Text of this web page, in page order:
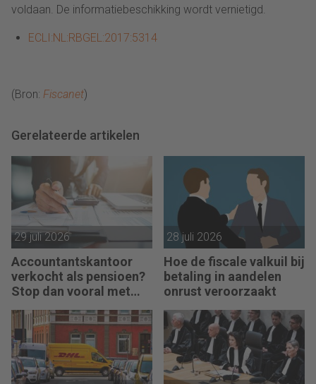
voldaan. De informatiebeschikking wordt vernietigd.
ECLI:NL:RBGEL:2017:5314
(Bron: Fiscanet)
Gerelateerde artikelen
29 juli 2026
Accountantskantoor
verkocht als pensioen?
Stop dan vooral met
28 juli 2026
Hoe de fiscale valkuil bij
betaling in aandelen
onrust veroorzaakt